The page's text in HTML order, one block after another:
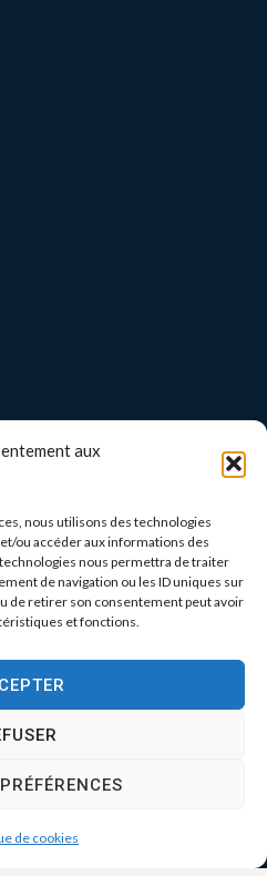
aux
nous utilisons des technologies
ou accéder aux informations des
nous permettra de traiter
de navigation ou les ID uniques sur
de retirer son consentement peut avoir
et fonctions.
de cookies